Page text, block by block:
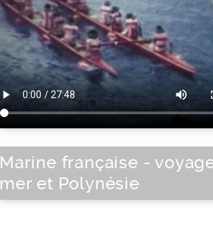
Marine française -
mer et Polynésie